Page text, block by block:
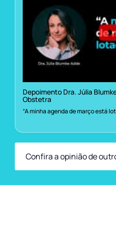
Depoimento Dra. Júlia
Obstetra
“A minha agenda de março está
Confira a opinião de